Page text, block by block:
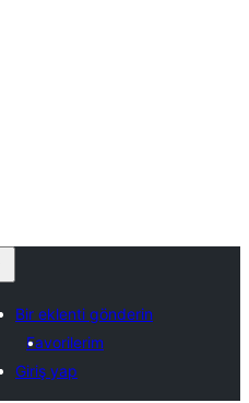
Bir eklenti gönderin
Favorilerim
Giriş yap